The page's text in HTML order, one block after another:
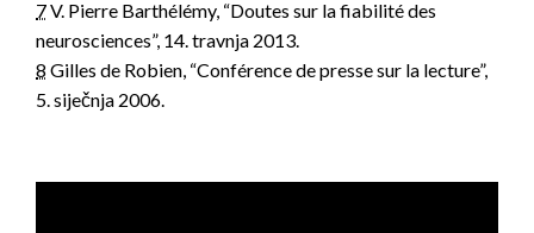
7V. Pierre Barthélémy, “Doutes sur la fiabilité des
neurosciences”, 14. travnja 2013.
8 Gilles de Robien, “Conférence de presse sur la lecture”,
5. siječnja 2006.